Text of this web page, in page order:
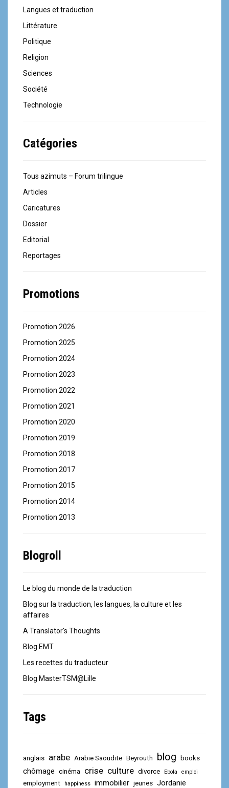
Langues et traduction
Littérature
Politique
Religion
Sciences
Société
Technologie
Catégories
Tous azimuts – Forum trilingue
Articles
Caricatures
Dossier
Editorial
Reportages
Promotions
Promotion 2026
Promotion 2025
Promotion 2024
Promotion 2023
Promotion 2022
Promotion 2021
Promotion 2020
Promotion 2019
Promotion 2018
Promotion 2017
Promotion 2015
Promotion 2014
Promotion 2013
Blogroll
Le blog du monde de la traduction
Blog sur la traduction, les langues, la culture et les
affaires
A Translator's Thoughts
Blog EMT
Les recettes du traducteur
Blog MasterTSM@Lille
Tags
anglais arabe Arabie Saoudite Beyrouth blog books
chômage cinéma crise culture divorce Ebola emploi
employment happiness immobilier jeunes Jordanie